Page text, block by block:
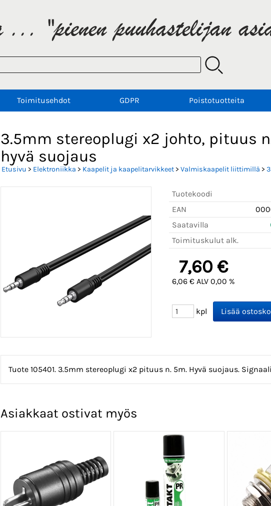
Toimitusehdot GDPR Poistotuotteita
3.5mm stereoplugi x2 johto, pituus
hyvä suojaus
Etusivu > Elektroniikka > Kaapelit ja kaapelitarvikkeet> Valmiskaapelit liittimillä >
Tuotekoodi
EAN
Saatavilla
Toimituskulut alk.
7,60 €
6,06 € ALV 0,00 %
kpl
Tuote 105401. 3.5mm stereoplugi x2 pituus n. 5m. Hyvä suojaus.
Asiakkaat ostivat myös